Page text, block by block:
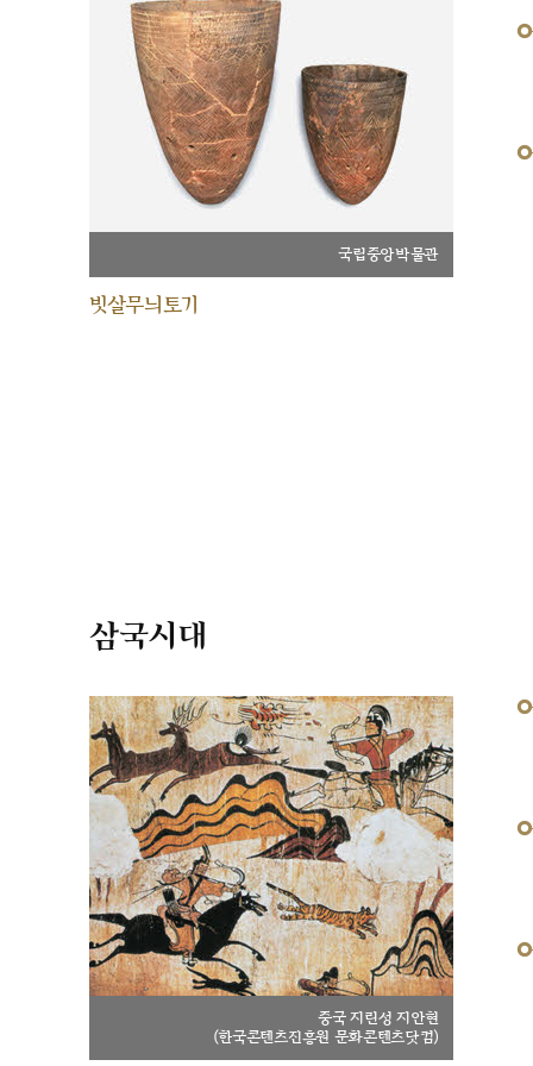
국립중앙박물관
빗살무늬토기
삼국시대
중국 지린성 지안현
(한국콘텐츠진흥원 문화콘텐츠닷컴)